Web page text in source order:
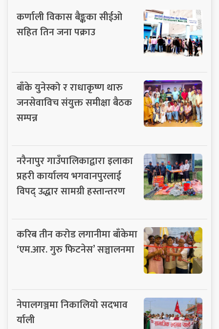
कर्णाली विकास बैङ्कका सीईओ
सहित तिन जना पक्राउ
बाँके युनेस्को र राधाकृष्ण थारु
जनसेवाविच संयुक्त समीक्षा बैठक
सम्पन्न
नरैनापुर गाउँपालिकाद्वारा इलाका
प्रहरी कार्यालय भगवानपुरलाई
विपद् उद्धार सामग्री हस्तान्तरण
करिब तीन करोड लगानीमा बाँकेमा
‘एम.आर. गुरु फिटनेस’ सञ्चालनमा
नेपालगञ्जमा निकालियो सदभाव
र्याली